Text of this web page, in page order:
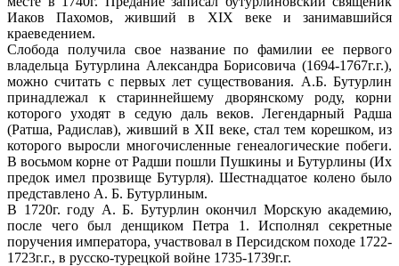
Иаков Пахомов, живший в XIX веке и занимавшийся
краеведением.
Слобода получила свое название по фамилии ее первого
владельца Бутурлина Александра Борисовича (1694-1767г.г.),
можно считать с первых лет существования. А.Б. Бутурлин
принадлежал к стариннейшему дворянскому роду, корни
которого уходят в седую даль веков. Легендарный Радша
(Ратша, Радислав), живший в XII веке, стал тем корешком, из
которого выросли многочисленные генеалогические побеги.
В восьмом корне от Радши пошли Пушкины и Бутурлины (Их
предок имел прозвище Бутурля). Шестнадцатое колено было
представлено А. Б. Бутурлиным.
В 1720г. году А. Б. Бутурлин окончил Морскую академию,
после чего был денщиком Петра 1. Исполнял секретные
поручения императора, участвовал в Персидском походе 1722-
1723г.г., в русско-турецкой войне 1735-1739г.г.